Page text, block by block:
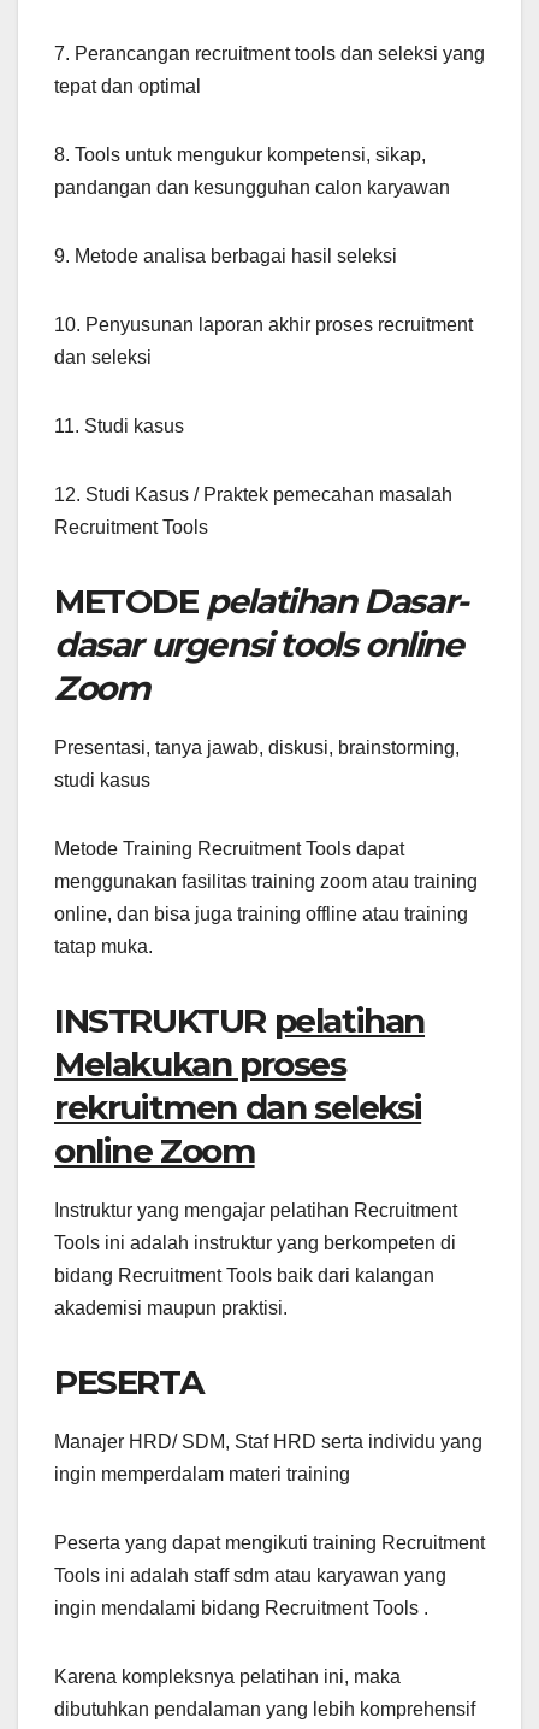
7. Perancangan recruitment tools dan seleksi yang
tepat dan optimal
8. Tools untuk mengukur kompetensi, sikap,
pandangan dan kesungguhan calon karyawan
9. Metode analisa berbagai hasil seleksi
10. Penyusunan laporan akhir proses recruitment
dan seleksi
11. Studi kasus
12. Studi Kasus / Praktek pemecahan masalah
Recruitment Tools
METODE pelatihan Dasar-
dasar urgensi tools online
Zoom
Presentasi, tanya jawab, diskusi, brainstorming,
studi kasus
Metode Training Recruitment Tools dapat
menggunakan fasilitas training zoom atau training
online, dan bisa juga training offline atau training
tatap muka.
INSTRUKTUR pelatihan
Melakukan proses
rekruitmen dan seleksi
online Zoom
Instruktur yang mengajar pelatihan Recruitment
Tools ini adalah instruktur yang berkompeten di
bidang Recruitment Tools baik dari kalangan
akademisi maupun praktisi.
PESERTA
Manajer HRD/ SDM, Staf HRD serta individu yang
ingin memperdalam materi training
Peserta yang dapat mengikuti training Recruitment
Tools ini adalah staff sdm atau karyawan yang
ingin mendalami bidang Recruitment Tools .
Karena kompleksnya pelatihan ini, maka
dibutuhkan pendalaman yang lebih komprehensif